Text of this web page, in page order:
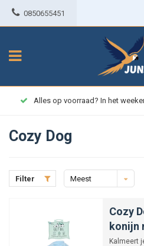
0850655451
Alles op voorraad? In het
Cozy Dog
Filter
Meest
Cozy
konijn
Kalmeert